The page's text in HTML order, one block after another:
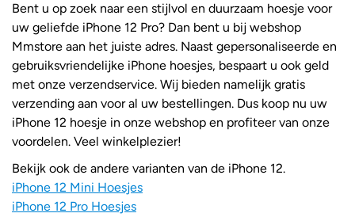
Bent u op zoek naar een stijlvol en duurzaam hoesje voor
uw geliefde iPhone 12 Pro? Dan bent u bij webshop
Mmstore aan het juiste adres. Naast gepersonaliseerde en
gebruiksvriendelijke iPhone hoesjes, bespaart u ook geld
met onze verzendservice. Wij bieden namelijk gratis
verzending aan voor al uw bestellingen. Dus koop nu uw
iPhone 12 hoesje in onze webshop en profiteer van onze
voordelen. Veel winkelplezier!
Bekijk ook de andere varianten van de iPhone 12.
iPhone 12 Mini Hoesjes
iPhone 12 Pro Hoesjes